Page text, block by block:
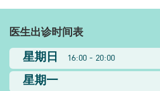
医生出诊时间表
星期日
16:00 - 20:00
星期一